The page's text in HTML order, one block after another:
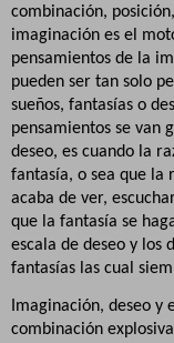
combinación,
imaginación es el
pensamientos de la
pueden ser tan solo
sueños, fantasías o
pensamientos se van
deseo, es cuando la
fantasía, o sea que la
acaba de ver,
que la fantasía se
escala de deseo y los
fantasías las cual
Imaginación, deseo y
combinación